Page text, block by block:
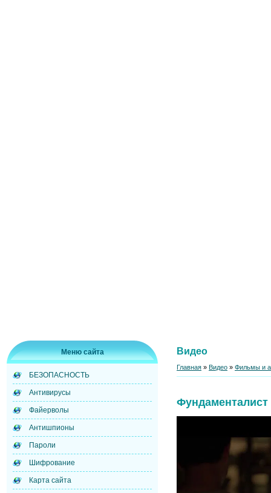
Меню сайта
БЕЗОПАСНОСТЬ
Антивирусы
Файерволы
Антишпионы
Пароли
Шифрование
Карта сайта
Видео
Главная » Видео » Фильмы и
Фундаменталист